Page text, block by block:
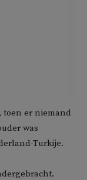
toen er niemand
was
Turkije.